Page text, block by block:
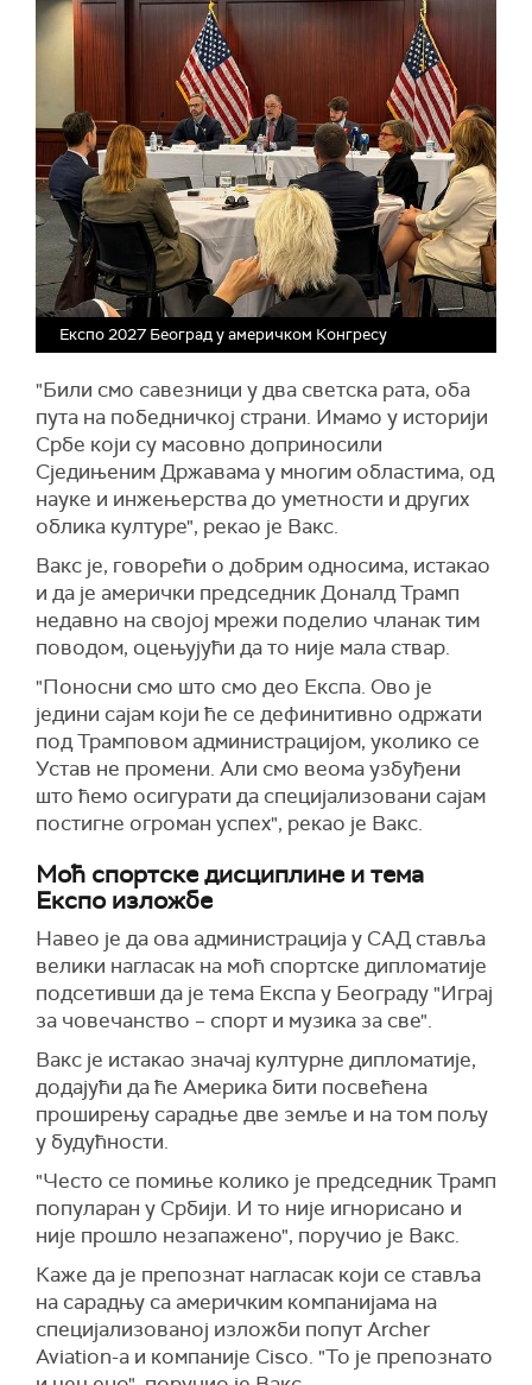
Експо 2027 Београд у америчком Конгресу
"Били смо савезници у два светска рата, оба
пута на победничкој страни. Имамо у историји
Србе који су масовно доприносили
Сједињеним Државама у многим областима, од
науке и инжењерства до уметности и других
облика културе", рекао је Вакс.
Вакс је, говорећи о добрим односима, истакао
и да је амерички председник Доналд Трамп
недавно на својој мрежи поделио чланак тим
поводом, оцењујући да то није мала ствар.
"Поносни смо што смо део Експа. Ово је
једини сајам који ће се дефинитивно одржати
под Трамповом администрацијом, уколико се
Устав не промени. Али смо веома узбуђени
што ћемо осигурати да специјализовани сајам
постигне огроман успех", рекао је Вакс.
Моћ спортске дисциплине и тема
Експо изложбе
Навео је да ова администрација у САД ставља
велики нагласак на моћ спортске дипломатије
подсетивши да је тема Експа у Београду "Играј
за човечанство – спорт и музика за све".
Вакс је истакао значај културне дипломатије,
додајући да ће Америка бити посвећена
проширењу сарадње две земље и на том пољу
у будућности.
"Често се помиње колико је председник Трамп
популаран у Србији. И то није игнорисано и
није прошло незапажено", поручио је Вакс.
Каже да је препознат нагласак који се ставља
на сарадњу са америчким компанијама на
специјализованој изложби попут Archer
Aviation-а и компаније Cisco. "To је препознато